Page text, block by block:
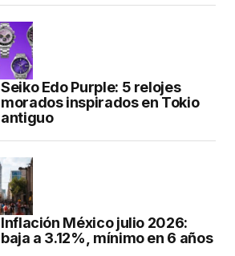
Seiko Edo Purple: 5 relojes
morados inspirados en Tokio
antiguo
Inflación México julio 2026:
baja a 3.12%, mínimo en 6 años